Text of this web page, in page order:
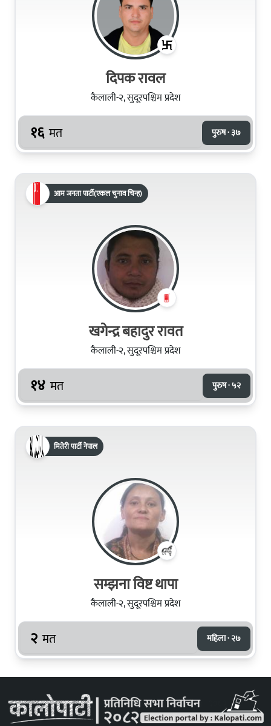
दिपक रावल
कैलाली-२, सुदूरपश्चिम प्रदेश
१६ मत पुरुष · ३७
आम जनता पार्टी(एकल चुनाव चिन्ह)
खगेन्द्र बहादुर रावत
कैलाली-२, सुदूरपश्चिम प्रदेश
१४ मत पुरुष · ५२
मितेरी पार्टी नेपाल
सम्झना विष्ट थापा
कैलाली-२, सुदूरपश्चिम प्रदेश
२ मत महिला · २७